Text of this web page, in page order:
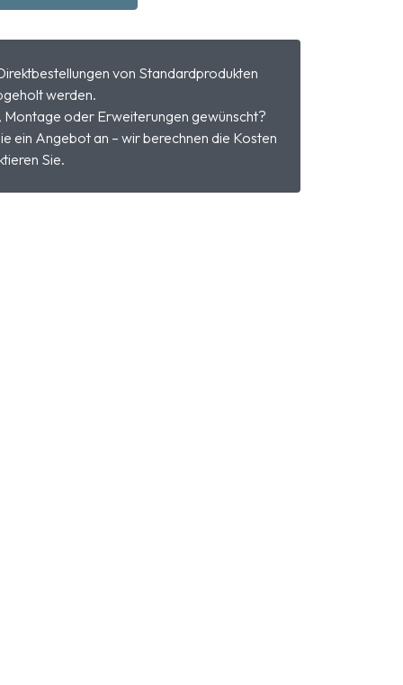
von Standardprodukten
werden.
Montage oder Erweiterungen gewünscht?
ein Angebot an – wir berechnen die Kosten
Sie.